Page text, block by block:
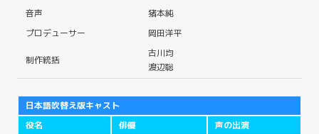
音声
猪本純
プロデューサー
岡田洋平
制作統括
古川均
渡辺聡
日本語吹替え版キャスト
役名
俳優
声の出演